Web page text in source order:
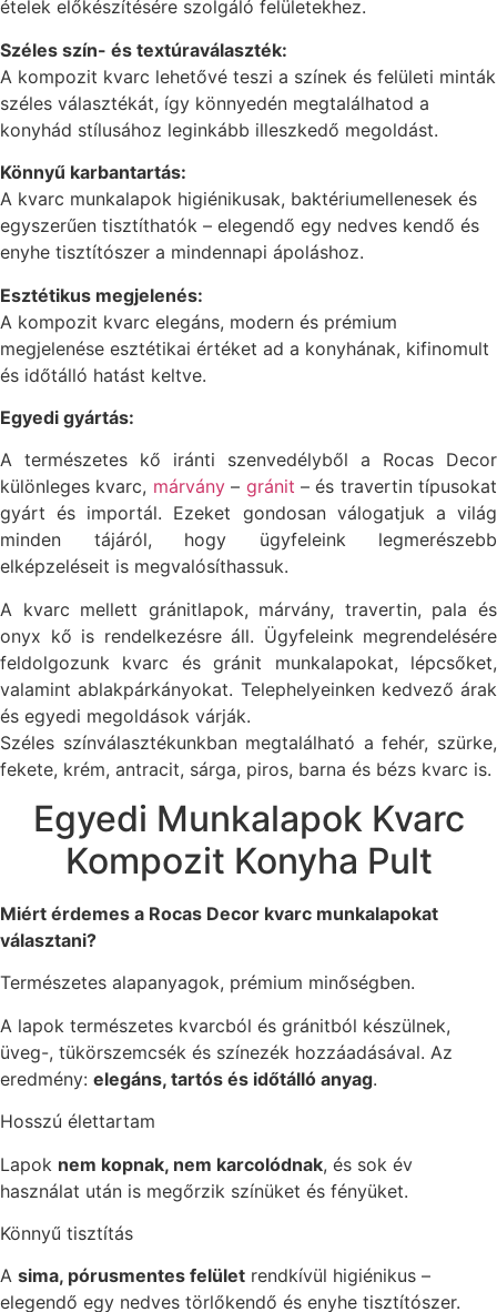
ételek előkészítésére szolgáló felületekhez.
Széles szín- és textúraválaszték:
A kompozit kvarc lehetővé teszi a színek és felületi minták
széles választékát, így könnyedén megtalálhatod a
konyhád stílusához leginkább illeszkedő megoldást.
Könnyű karbantartás:
A kvarc munkalapok higiénikusak, baktériumellenesek és
egyszerűen tisztíthatók – elegendő egy nedves kendő és
enyhe tisztítószer a mindennapi ápoláshoz.
Esztétikus megjelenés:
A kompozit kvarc elegáns, modern és prémium
megjelenése esztétikai értéket ad a konyhának, kifinomult
és időtálló hatást keltve.
Egyedi gyártás:
A természetes kő iránti szenvedélyből a Rocas Decor
különleges kvarc, márvány– gránit – és travertin típusokat
gyárt és importál. Ezeket gondosan válogatjuk a világ
minden tájáról, hogy ügyfeleink legmerészebb
elképzeléseit is megvalósíthassuk.
A kvarc mellett gránitlapok, márvány, travertin, pala és
onyx kő is rendelkezésre áll. Ügyfeleink megrendelésére
feldolgozunk kvarc és gránit munkalapokat, lépcsőket,
valamint ablakpárkányokat. Telephelyeinken kedvező árak
és egyedi megoldások várják.
Széles színválasztékunkban megtalálható a fehér, szürke,
fekete, krém, antracit, sárga, piros, barna és bézs kvarc is.
Egyedi Munkalapok Kvarc
Kompozit Konyha Pult
Miért érdemes a Rocas Decor kvarc munkalapokat
választani?
Természetes alapanyagok, prémium minőségben.
A lapok természetes kvarcból és gránitból készülnek,
üveg-, tükörszemcsék és színezék hozzáadásával. Az
eredmény: elegáns, tartós és időtálló anyag.
Hosszú élettartam
Lapok nem kopnak, nem karcolódnak, és sok év
használat után is megőrzik színüket és fényüket.
Könnyű tisztítás
A sima, pórusmentes felület rendkívül higiénikus –
elegendő egy nedves törlőkendő és enyhe tisztítószer.